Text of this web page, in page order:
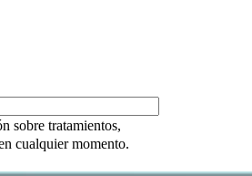
sobre tratamientos,
cualquier momento.